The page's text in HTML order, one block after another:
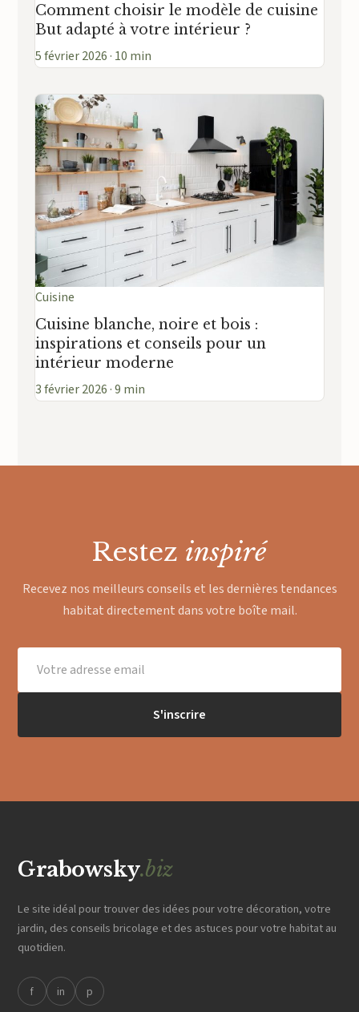
Comment choisir le modèle de cuisine
But adapté à votre intérieur ?
5 février 2026 · 10 min
Cuisine
Cuisine blanche, noire et bois :
inspirations et conseils pour un
intérieur moderne
3 février 2026 · 9 min
Restez inspiré
Recevez nos meilleurs conseils et les dernières tendances
habitat directement dans votre boîte mail.
S'inscrire
Grabowsky.biz
Le site idéal pour trouver des idées pour votre décoration, votre
jardin, des conseils bricolage et des astuces pour votre habitat au
quotidien.
f in p